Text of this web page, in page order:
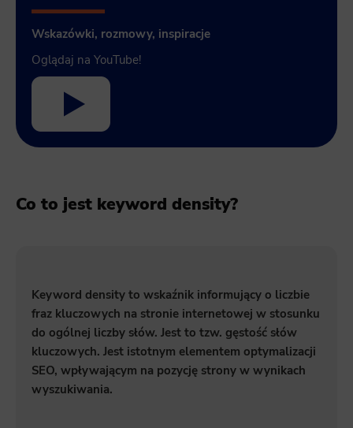
Wskazówki, rozmowy, inspiracje
Oglądaj na YouTube!
Co to jest keyword density?
Keyword density to wskaźnik informujący o liczbie
fraz kluczowych na stronie internetowej w stosunku
do ogólnej liczby słów. Jest to tzw. gęstość słów
kluczowych. Jest istotnym elementem optymalizacji
SEO, wpływającym na pozycję strony w wynikach
wyszukiwania.